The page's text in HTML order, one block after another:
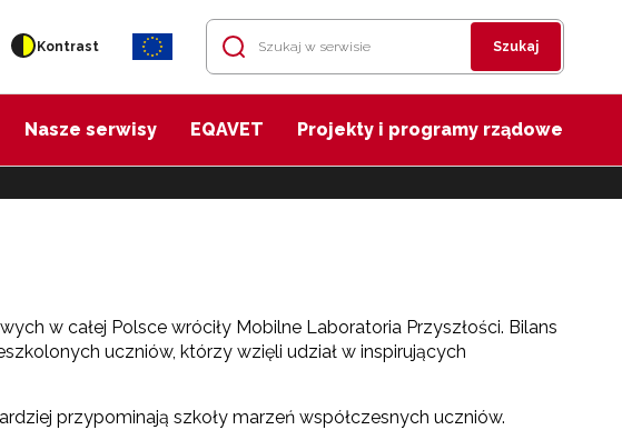
Kontrast Szukaj
Nasze serwisy EQAVET Projekty i programy rządowe
w całej Polsce wróciły Mobilne Laboratoria Przyszłości. Bilans
uczniów, którzy wzięli udział w inspirujących
przypominają szkoły marzeń współczesnych uczniów.